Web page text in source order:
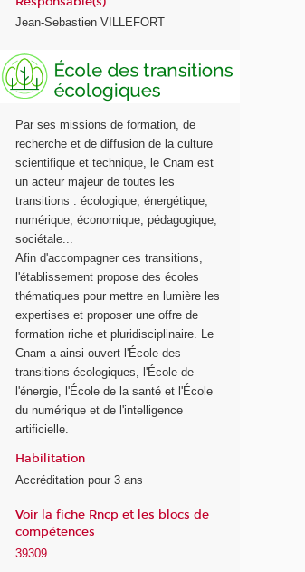
Jean-Sebastien VILLEFORT
Par ses missions de formation, de
recherche et de diffusion de la culture
scientifique et technique, le Cnam est
un acteur majeur de toutes les
transitions : écologique, énergétique,
numérique, économique, pédagogique,
sociétale...
Afin d'accompagner ces transitions,
l'établissement propose des écoles
thématiques pour mettre en lumière les
expertises et proposer une offre de
formation riche et pluridisciplinaire. Le
Cnam a ainsi ouvert l'École des
transitions écologiques, l'École de
l'énergie, l'École de la santé et l'École
du numérique et de l'intelligence
artificielle.
Habilitation
Accréditation pour 3 ans
Voir la fiche Rncp et les blocs de
compétences
39309